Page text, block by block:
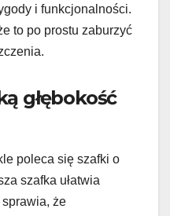
i funkcjonalności.
to po prostu zaburzyć
głębokość
poleca się szafki o
szafka ułatwia
że